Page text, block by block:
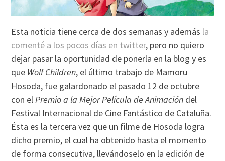
Esta noticia tiene cerca de dos semanas y además la
comenté a los pocos días en twitter, pero no quiero
dejar pasar la oportunidad de ponerla en la blog y es
que Wolf Children, el último trabajo de Mamoru
Hosoda, fue galardonado el pasado 12 de octubre
con elPremio a la Mejor Película de Animación del
Festival Internacional de Cine Fantástico de Cataluña.
Ésta es la tercera vez que un filme de Hosoda logra
dicho premio, el cual ha obtenido hasta el momento
de forma consecutiva, llevándoselo en la edición de